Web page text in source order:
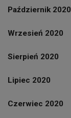
Październik 2020
Wrzesień 2020
Sierpień 2020
Lipiec 2020
Czerwiec 2020